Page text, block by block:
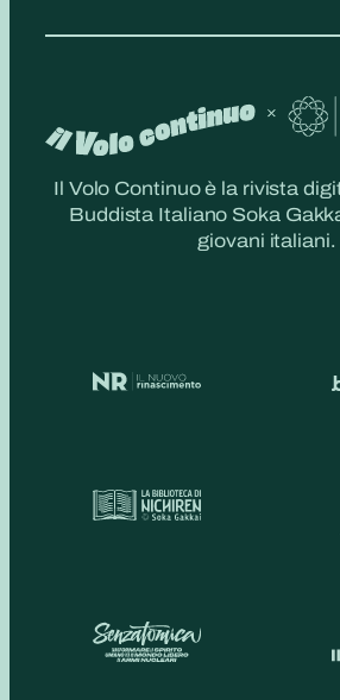
Il Volo Continuo è la rivista
Buddista Italiano Soka
giovani italiani.